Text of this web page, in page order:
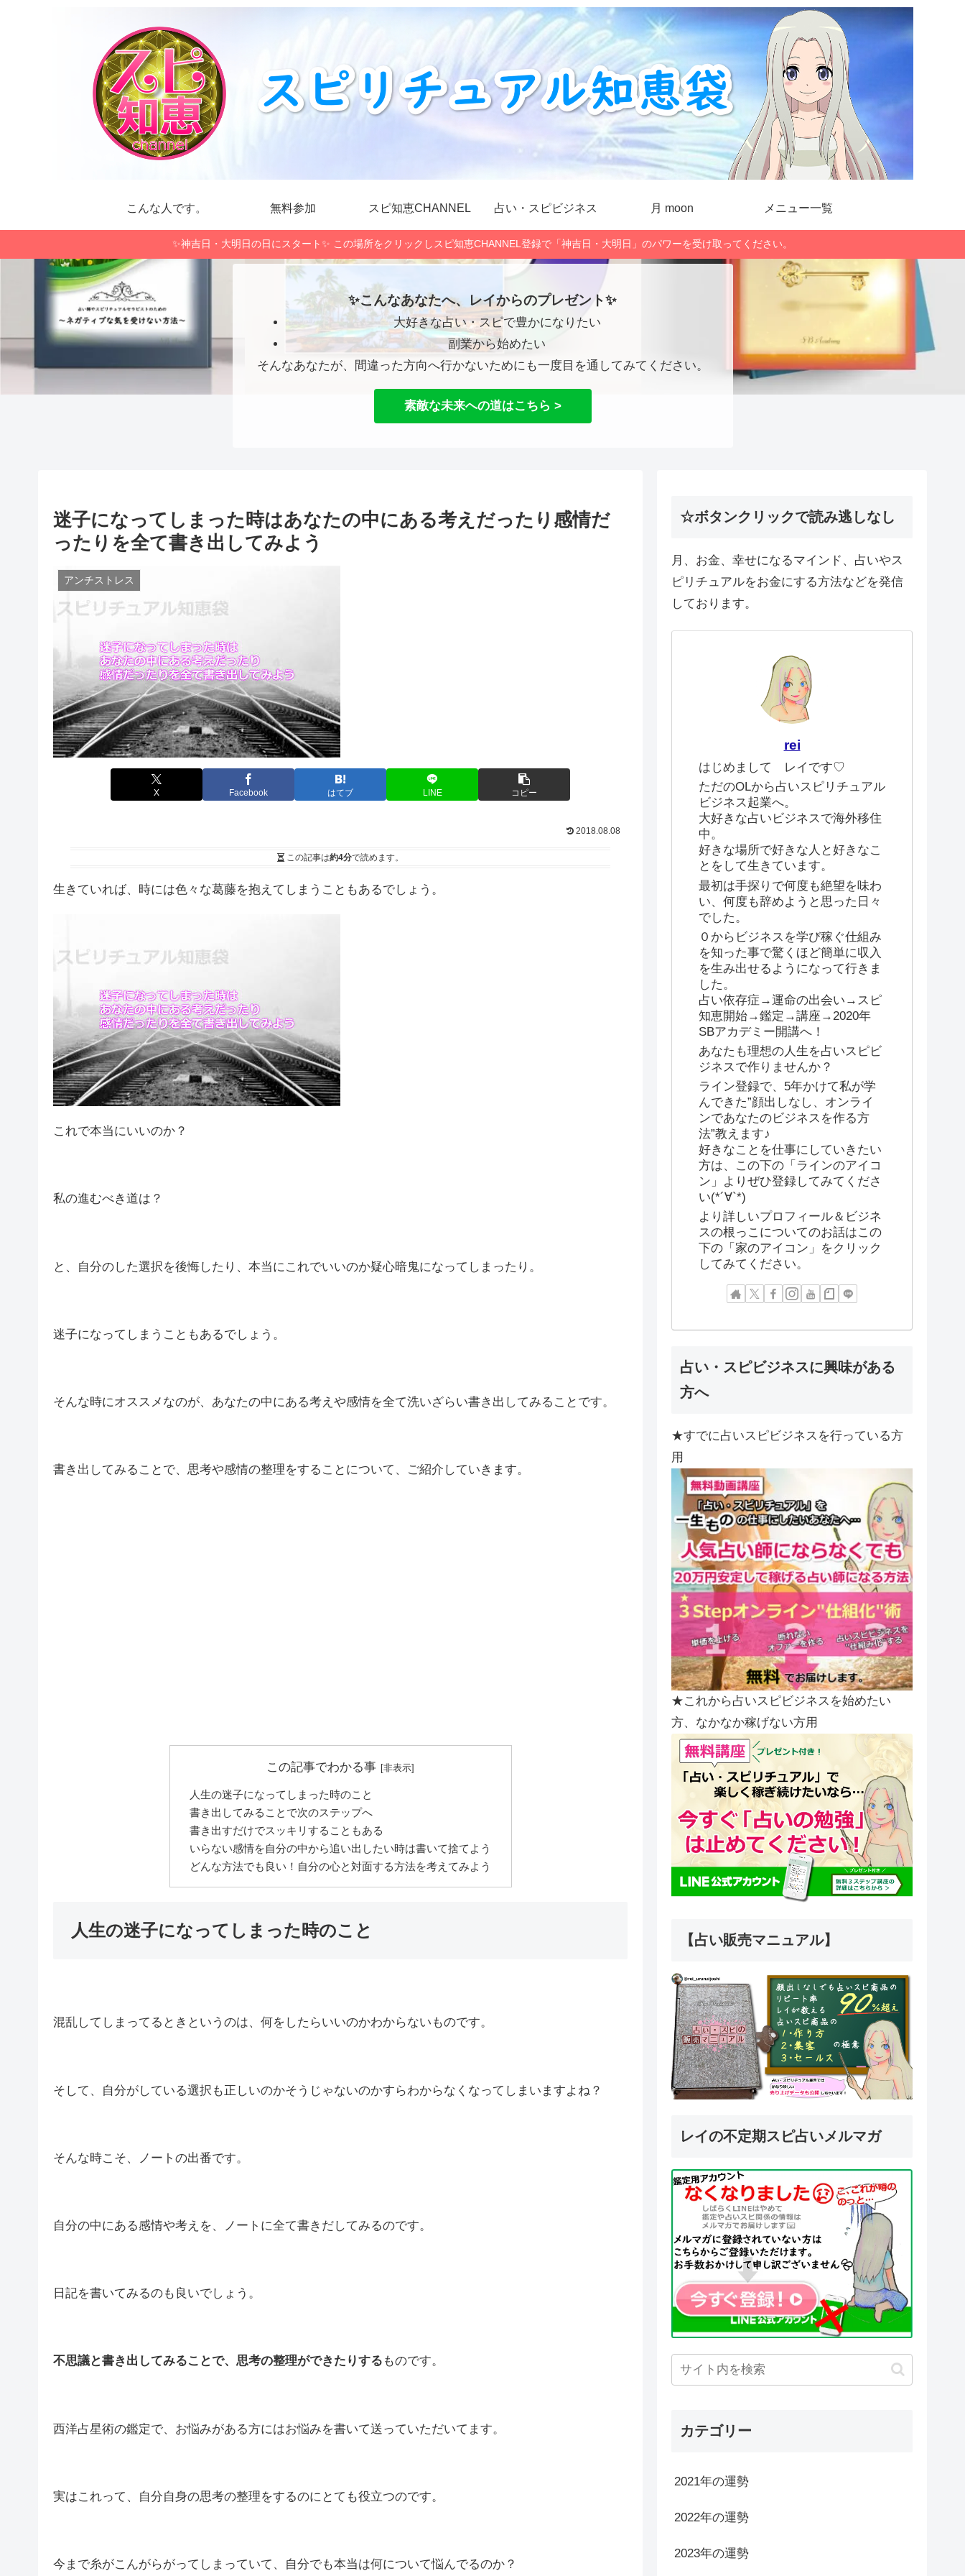
こんな人です。 無料参加 スピ知恵CHANNEL 占い・スピビジネス 月 moon メニュー一覧
✨神吉日・大明日の日にスタート✨ この場所をクリックしスピ知恵CHANNEL登録で「神吉日・大明日」のパワーを受け取ってください。
✨こんなあなたへ、レイからのプレゼント✨
大好きな占い・スピで豊かになりたい
副業から始めたい
そんなあなたが、間違った方向へ行かないためにも一度目を通してみてください。
素敵な未来への道はこちら >
迷子になってしまった時はあなたの中にある考えだったり感情だ
ったりを全て書き出してみよう
アンチストレス
X Facebook はてブ LINE コピー
2018.08.08
この記事は約4分で読めます。
生きていれば、時には色々な葛藤を抱えてしまうこともあるでしょう。
これで本当にいいのか？
私の進むべき道は？
と、自分のした選択を後悔したり、本当にこれでいいのか疑心暗鬼になってしまったり。
迷子になってしまうこともあるでしょう。
そんな時にオススメなのが、あなたの中にある考えや感情を全て洗いざらい書き出してみることです。
書き出してみることで、思考や感情の整理をすることについて、ご紹介していきます。
この記事でわかる事
人生の迷子になってしまった時のこと
書き出してみることで次のステップへ
書き出すだけでスッキリすることもある
いらない感情を自分の中から追い出したい時は書いて捨てよう
どんな方法でも良い！自分の心と対面する方法を考えてみよう
人生の迷子になってしまった時のこと
混乱してしまってるときというのは、何をしたらいいのかわからないものです。
そして、自分がしている選択も正しいのかそうじゃないのかすらわからなくなってしまいますよね？
そんな時こそ、ノートの出番です。
自分の中にある感情や考えを、ノートに全て書きだしてみるのです。
日記を書いてみるのも良いでしょう。
不思議と書き出してみることで、思考の整理ができたりする ものです。
西洋占星術の鑑定で、お悩みがある方にはお悩みを書いて送っていただいてます。
実はこれって、自分自身の思考の整理をするのにとても役立つのです。
今まで糸がこんがらがってしまっていて、自分でも本当は何について悩んでるのか？
☆ボタンクリックで読み逃しなし
月、お金、幸せになるマインド、占いやス
ピリチュアルをお金にする方法などを発信
しております。
rei
はじめまして レイです♡
ただのOLから占いスピリチュアル
ビジネス起業へ。
大好きな占いビジネスで海外移住
中。
好きな場所で好きな人と好きなこ
とをして生きています。
最初は手探りで何度も絶望を味わ
い、何度も辞めようと思った日々
でした。
０からビジネスを学び稼ぐ仕組み
を知った事で驚くほど簡単に収入
を生み出せるようになって行きま
した。
占い依存症→運命の出会い→スピ
知恵開始→鑑定→講座→2020年
SBアカデミー開講へ！
あなたも理想の人生を占いスピビ
ジネスで作りませんか？
ライン登録で、5年かけて私が学
んできた”顔出しなし、オンライ
ンであなたのビジネスを作る方
法”教えます♪
好きなことを仕事にしていきたい
方は、この下の「ラインのアイコ
ン」よりぜひ登録してみてくださ
い(*´∀`*)
より詳しいプロフィール＆ビジネ
スの根っこについてのお話はこの
下の「家のアイコン」をクリック
してみてください。
占い・スピビジネスに興味がある
方へ
★すでに占いスピビジネスを行っている方
用
★これから占いスピビジネスを始めたい
方、なかなか稼げない方用
【占い販売マニュアル】
レイの不定期スピ占いメルマガ
カテゴリー
2021年の運勢
2022年の運勢
2023年の運勢